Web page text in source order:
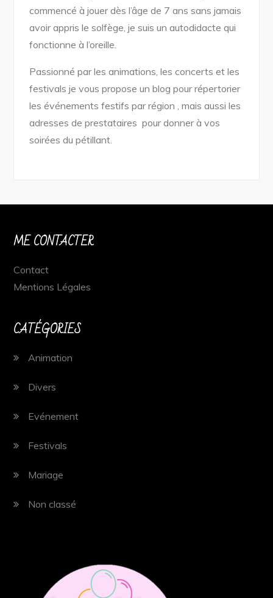
commencé à jouer dès l’âge de 7 ans sans jamais
avoir appris le solfège, je suis un autodidacte qui
fonctionne à l’oreille.
Passionné par les animations, les concerts et les
festivals je vous propose un blog pour répertorier
les événements festifs par région , mais aussi les
adresses de prestataires pour donner à vos
soirées du pétillant.
ME CONTACTER
Contact
Mentions Légales
CATÉGORIES
Animation
Divers
Evénement
Festivals
Mariage
Non classé